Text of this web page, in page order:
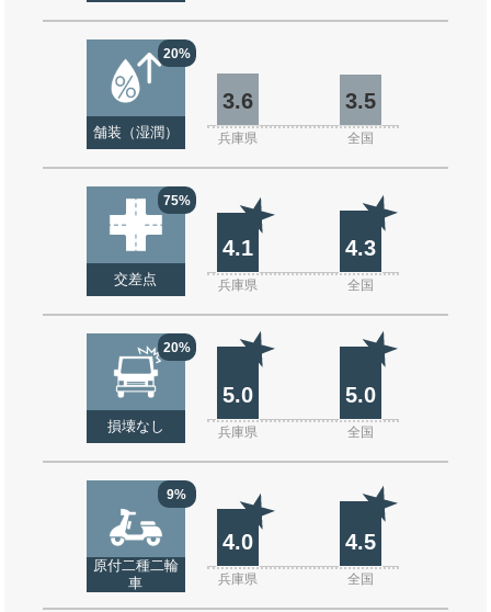
20%
舗装（湿潤）
3.6 3.5
兵庫県 全国
75%
交差点
4.1 4.3
兵庫県 全国
20%
損壊なし
5.0 5.0
兵庫県 全国
9%
原付二種二輪
車
4.0 4.5
兵庫県 全国